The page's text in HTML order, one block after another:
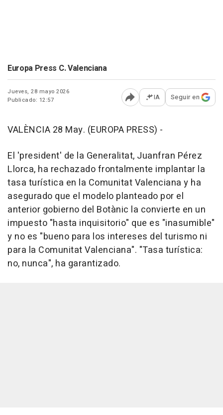
Europa Press C. Valenciana
Jueves, 28 mayo 2026
Publicado: 12:57
Abrir opciones para
IA Seguir en
VALÈNCIA 28 May. (EUROPA PRESS) -
El 'president' de la Generalitat, Juanfran Pérez
Llorca, ha rechazado frontalmente implantar la
tasa turística en la Comunitat Valenciana y ha
asegurado que el modelo planteado por el
anterior gobierno del Botànic la convierte en un
impuesto "hasta inquisitorio" que es "inasumible"
y no es "bueno para los intereses del turismo ni
para la Comunitat Valenciana". "Tasa turística:
no, nunca", ha garantizado.